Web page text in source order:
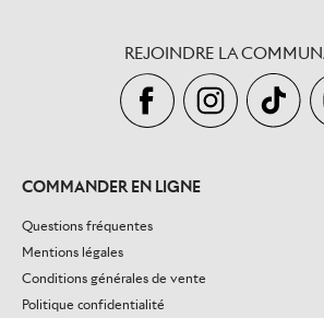
REJOINDRE LA
COMMANDER EN LIGNE
Questions fréquentes
Mentions légales
Conditions générales de vente
Politique confidentialité